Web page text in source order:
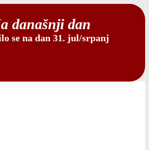
današnji dan
se na dan 31. jul/srpanj